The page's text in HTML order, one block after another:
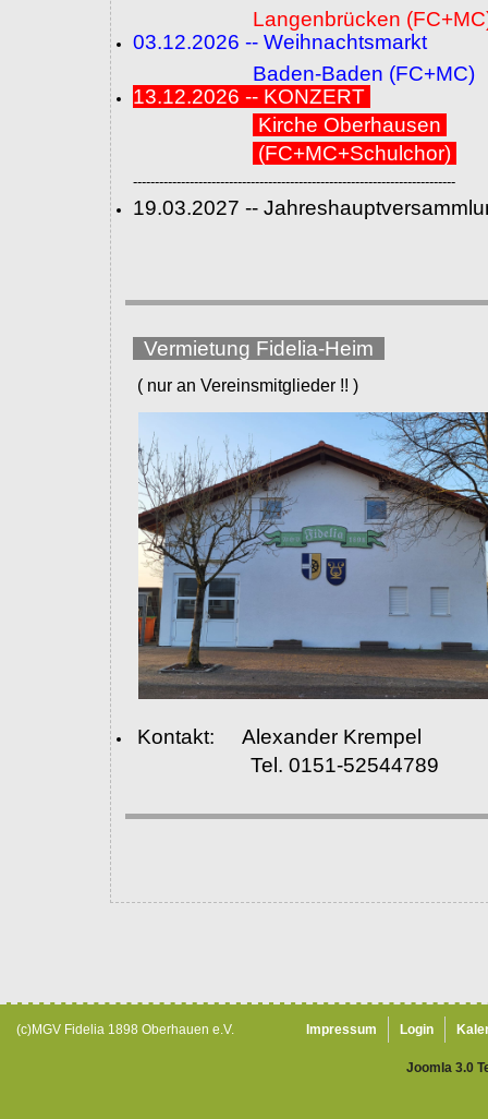
Langenbrücken
03.12.2026 -- Weihnachtsmarkt
Baden-Baden (FC+MC)
13.12.2026 -- KONZERT
Kirche Oberhausen
(FC+MC+Schulchor)
--------------------------------------------------------------------------
19.03.2027 --
Vermietung Fidelia-Heim
( nur an Vereinsmitglieder !! )
Kontakt: Alexander Krempel
Tel. 0151-52544789
(c)MGV Fidelia 1898 Oberhauen e.V. Impressum Login
Joomla 3.0